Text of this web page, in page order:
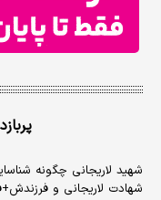
شهید لاریجانی چگونه
شهادت لاریجانی و